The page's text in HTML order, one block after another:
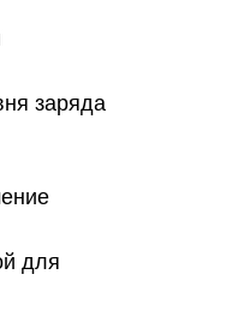
заряда
для